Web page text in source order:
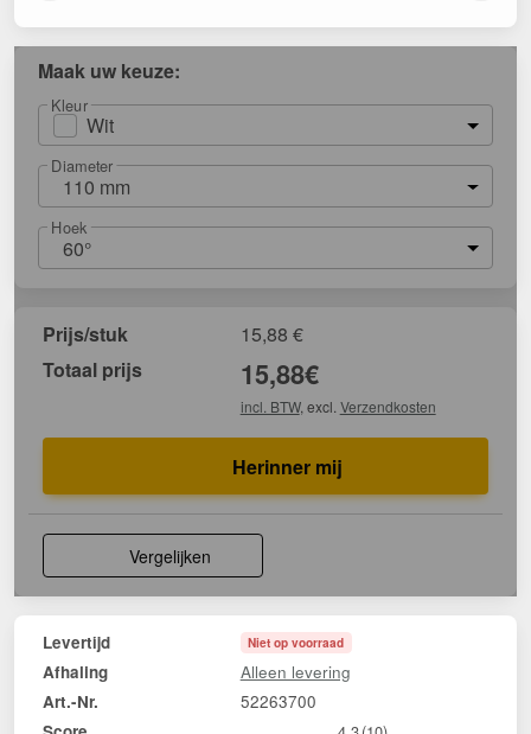
Maak uw keuze:
Kleur
Wit
Diameter
110 mm
Hoek
60°
Prijs/stuk 15,88 €
Totaal prijs
15,88€
incl. BTW, excl. Verzendkosten
Herinner mij
Vergelijken
Levertijd Niet op voorraad
Afhaling Alleen levering
Art.-Nr. 52263700